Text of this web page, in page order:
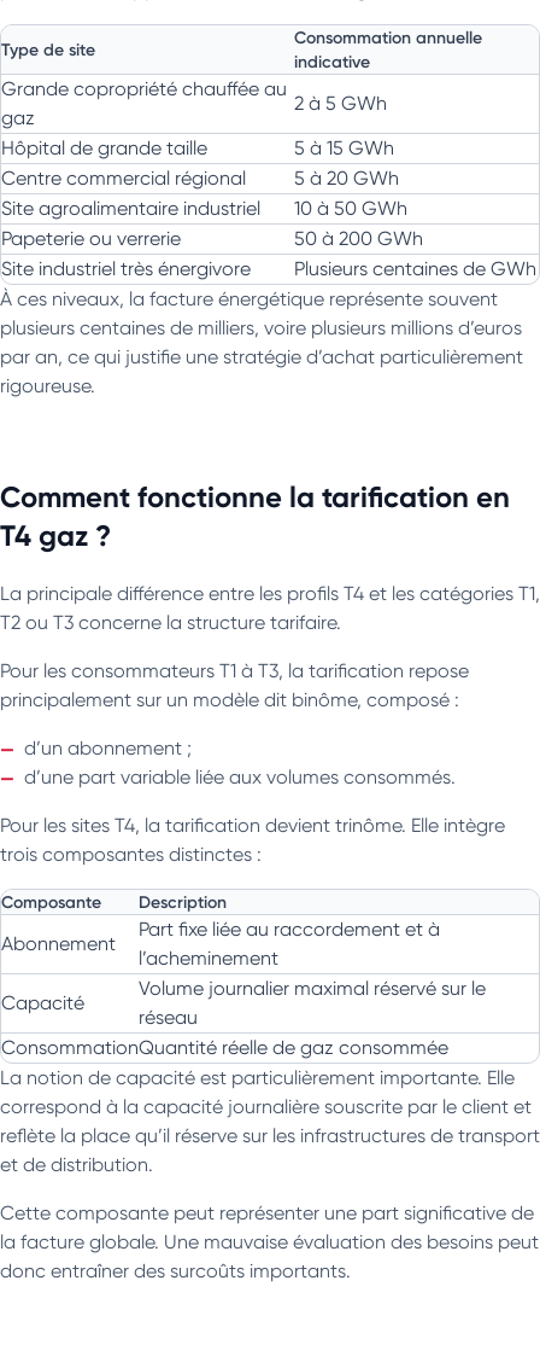
Type de site
Consommation annuelle
indicative
Grande copropriété chauffée au
gaz
2 à 5 GWh
Hôpital de grande taille
5 à 15 GWh
Centre commercial régional
5 à 20 GWh
Site agroalimentaire industriel
10 à 50 GWh
Papeterie ou verrerie
50 à 200 GWh
Site industriel très énergivore
Plusieurs centaines de GWh
À ces niveaux, la facture énergétique représente souvent
plusieurs centaines de milliers, voire plusieurs millions d’euros
par an, ce qui justifie une stratégie d’achat particulièrement
rigoureuse.
Comment fonctionne la tarification en
T4 gaz ?
La principale différence entre les profils T4 et les catégories T1,
T2 ou T3 concerne la structure tarifaire.
Pour les consommateurs T1 à T3, la tarification repose
principalement sur un modèle dit binôme, composé :
d’un abonnement ;
d’une part variable liée aux volumes consommés.
Pour les sites T4, la tarification devient trinôme. Elle intègre
trois composantes distinctes :
Composante Description
Abonnement
Part fixe liée au raccordement et à
l’acheminement
Capacité
Volume journalier maximal réservé sur le
réseau
ConsommationQuantité réelle de gaz consommée
La notion de capacité est particulièrement importante. Elle
correspond à la capacité journalière souscrite par le client et
reflète la place qu’il réserve sur les infrastructures de transport
et de distribution.
Cette composante peut représenter une part significative de
la facture globale. Une mauvaise évaluation des besoins peut
donc entraîner des surcoûts importants.